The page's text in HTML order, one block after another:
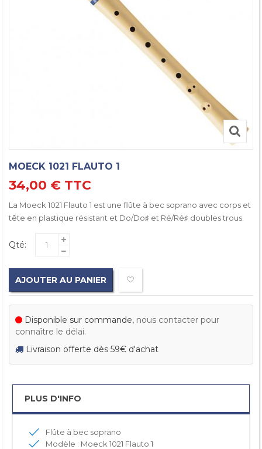
MOECK 1021 FLAUTO 1
34,00 € TTC
La Moeck 1021 Flauto 1 est une flûte à bec soprano avec corps et
tête en plastique résistant et Do/Do♯ et Ré/Ré♯ doubles trous.
Qté:
AJOUTER AU PANIER
Disponible sur commande, nous contacter pour
connaître le délai.
Livraison offerte dès 59€ d'achat
PLUS D'INFO
Flûte à bec soprano
Modèle : Moeck 1021 Flauto 1